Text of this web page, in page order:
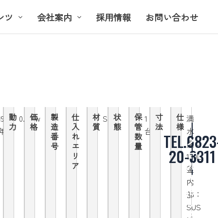
ツ 会社案内 採用情報 お問い合わせ
動
力
0.75kw
価
格
製
造
番
号
仕
入
れ
エ
リ
ア
材
質
SUS状
態
保
管
数
量
1
台
寸
法
仕
様
満
水
量：
130L
釜
内
部：
SUS
20-3311
メ
ー
ル
で
問
い